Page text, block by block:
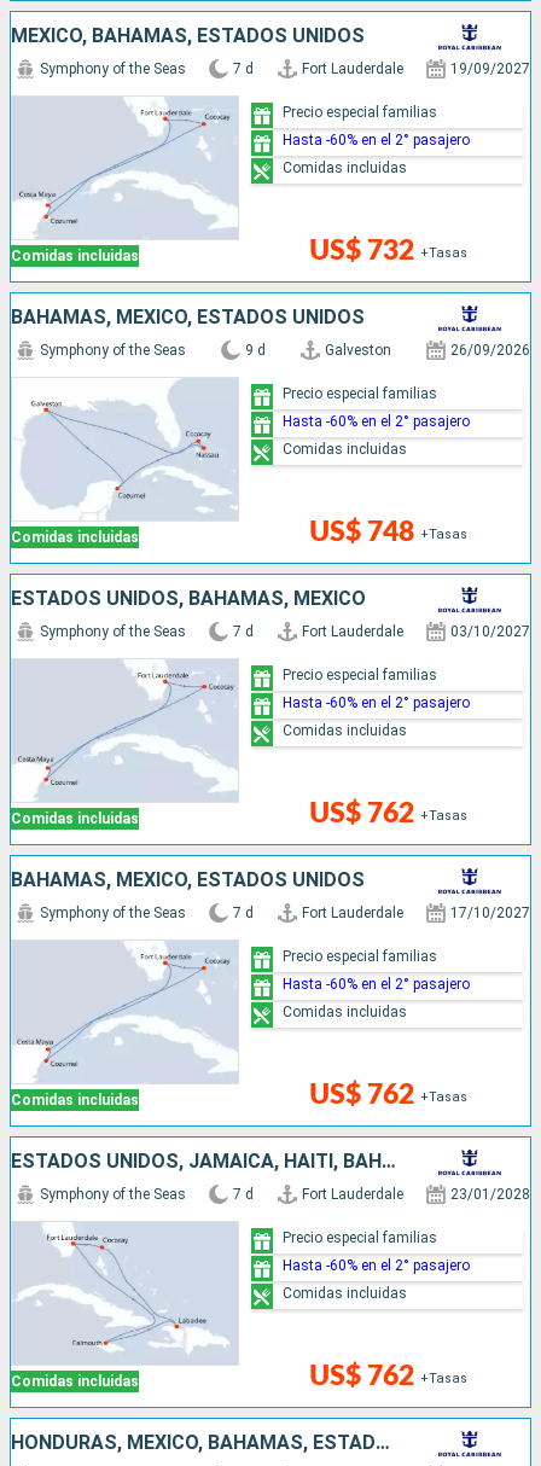
MÉXICO, BAHAMAS, ESTADOS UNIDOS
Comidas incluidas
Symphony of the Seas 7 d Fort Lauderdale 19/09/2027
US$ 732 +Tasas
Precio especial familias
Hasta -60% en el 2° pasajero
Comidas incluidas
BAHAMAS, MÉXICO, ESTADOS UNIDOS
Comidas incluidas
Symphony of the Seas 9 d Galveston 26/09/2026
US$ 748 +Tasas
Precio especial familias
Hasta -60% en el 2° pasajero
Comidas incluidas
ESTADOS UNIDOS, BAHAMAS, MÉXICO
Comidas incluidas
Symphony of the Seas 7 d Fort Lauderdale 03/10/2027
US$ 762 +Tasas
Precio especial familias
Hasta -60% en el 2° pasajero
Comidas incluidas
BAHAMAS, MÉXICO, ESTADOS UNIDOS
Comidas incluidas
Symphony of the Seas 7 d Fort Lauderdale 17/10/2027
US$ 762 +Tasas
Precio especial familias
Hasta -60% en el 2° pasajero
Comidas incluidas
ESTADOS UNIDOS, JAMAICA, HAITI, BAHAMAS
Comidas incluidas
Symphony of the Seas 7 d Fort Lauderdale 23/01/2028
US$ 762 +Tasas
Precio especial familias
Hasta -60% en el 2° pasajero
Comidas incluidas
HONDURAS, MÉXICO, BAHAMAS, ESTADOS UNIDOS